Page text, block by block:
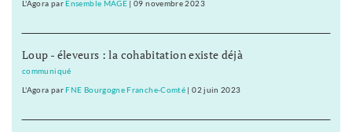
L'Agora parEnsemble MAGE |09 novembre 2023
Loup - éleveurs : la cohabitation existe déjà
communiqué
L'Agora parFNE Bourgogne Franche-Comté |02 juin 2023